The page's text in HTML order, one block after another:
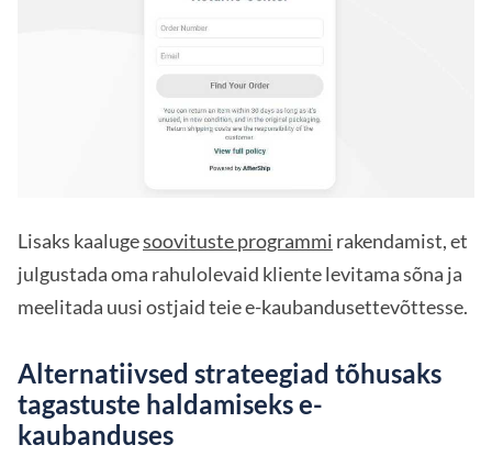
Lisaks kaalugesoovituste programmi rakendamist, et
julgustada oma rahulolevaid kliente levitama sõna ja
meelitada uusi ostjaid teie e-kaubandusettevõttesse.
Alternatiivsed strateegiad tõhusaks
tagastuste haldamiseks e-
kaubanduses